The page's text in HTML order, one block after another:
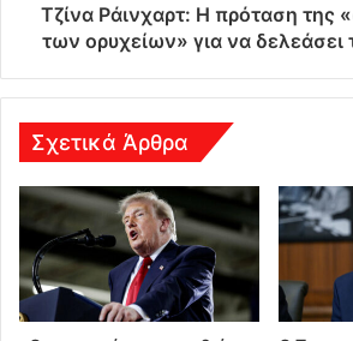
σ
Τζίνα Ράινχαρτ: Η πρόταση της
των ορυχείων» για να
Σχετικά Άρθρα